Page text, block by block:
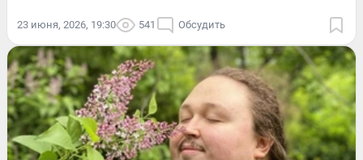
23 июня, 2026, 19:30 541 Обсудить